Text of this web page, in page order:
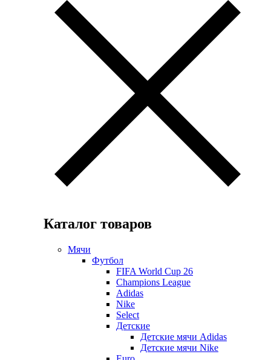
Каталог товаров
Мячи
Футбол
FIFA World Cup 26
Champions League
Adidas
Nike
Select
Детские
Детские мячи Adidas
Детские мячи Nike